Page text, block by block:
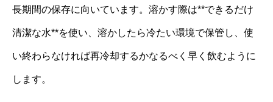
長期間の保存に向いています。溶かす際は**できるだけ
清潔な水**を使い、溶かしたら冷たい環境で保管し、使
い終わらなければ再冷却するかなるべく早く飲むように
します。